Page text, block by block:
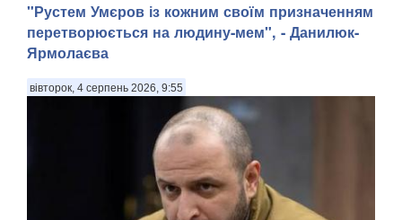
"Рустем Умєров із кожним своїм призначенням
перетворюється на людину-мем", - Данилюк-
Ярмолаєва
вівторок, 4 серпень 2026, 9:55